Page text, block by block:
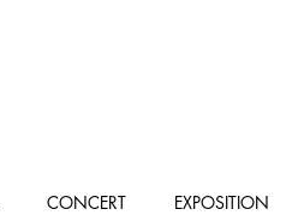
CONCERT EXPOSITION